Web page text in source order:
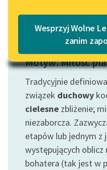
Blog
Lektury szkolne i klasyka
literatury do słuchania dla
uczennic i uczniów z
niepełnosprawnościami
E-kolekcja lektur
szkolnych i literatury do
słuchania dla uczennic i
uczniów z
niepełnosprawnościami
Wesprzyj Wolne
zanim
Motyw: Miłość
Tradycyjnie
związek duchowy
cielesne zbliżenie;
niezaborcza.
etapów lub jednym z
występujących oblicz
bohatera (tak jest w